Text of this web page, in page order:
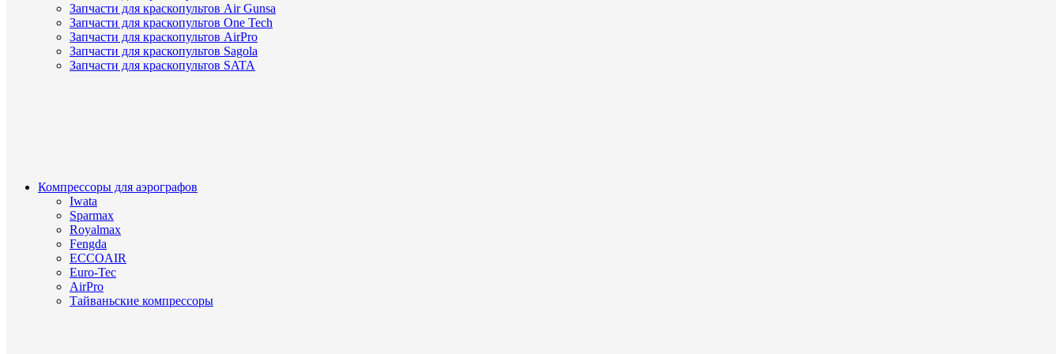
Запчасти для краскопультов Air Gunsa
Запчасти для краскопультов One Tech
Запчасти для краскопультов AirPro
Запчасти для краскопультов Sagola
Запчасти для краскопультов SATA
Компрессоры для аэрографов
Iwata
Sparmax
Royalmax
Fengda
ECCOAIR
Euro-Tec
AirPro
Тайваньские компрессоры